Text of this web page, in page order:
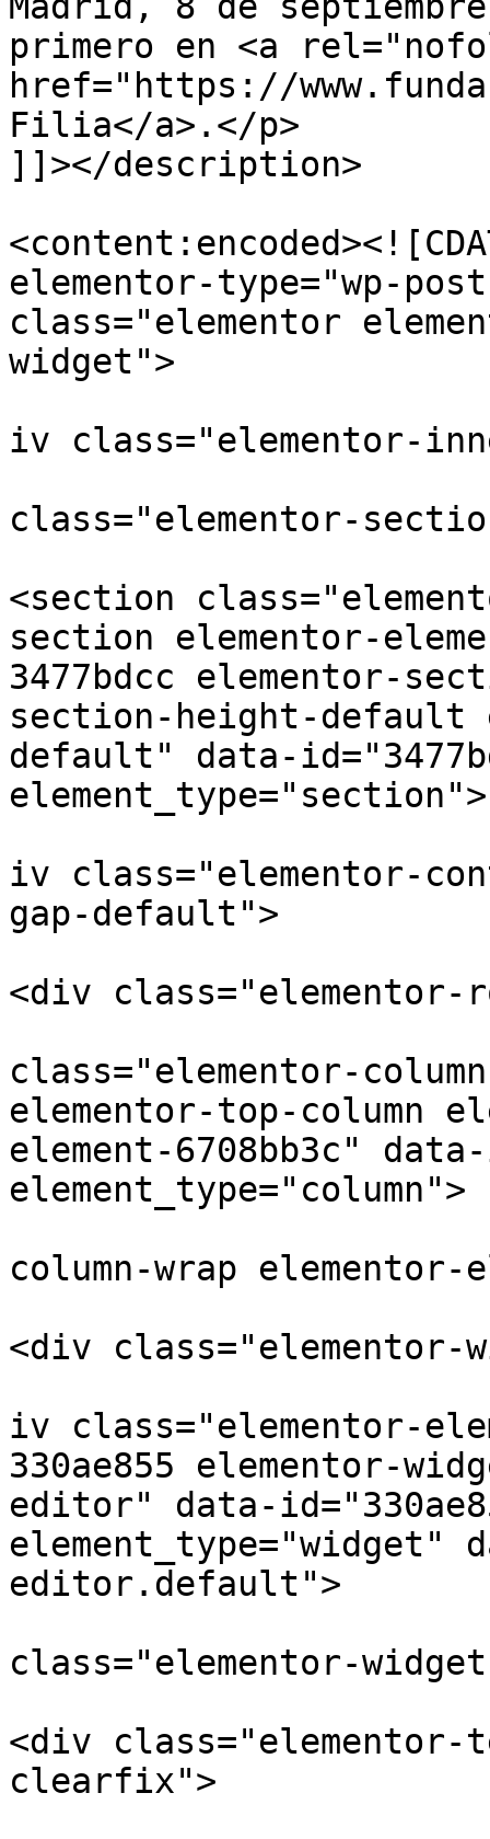
primero en <a
href="https://
Filia</a>.</p>
]]></description>
<content:encoded><![CDATA[		<div
elementor-type="wp-
class="elementor
widget">
iv class="elementor-
class="elementor-
<section
section elementor-
3477bdcc elementor-
section-height-default
default" data-
element_type="section">
iv class="elementor-
gap-default">
<div class="elementor-
class="elementor-
elementor-top-column
element-6708bb3c"
element_type="column">
column-wrap elementor-
<div class="elementor-
iv class="elementor-
330ae855 elementor-
editor" data-
element_type="widget"
editor.default">
class="elementor-
<div
clearfix">